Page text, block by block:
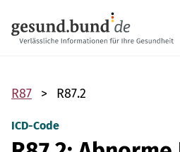
R87 R87.2
ICD-Code